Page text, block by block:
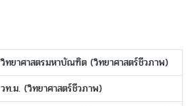
วิทยาศาสตรมหาบัณฑิต (วิทยาศาสตร์ชีวภาพ)
วท.ม. (วิทยาศาสตร์ชีวภาพ)